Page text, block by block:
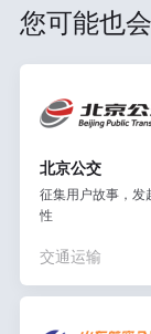
您可能也
北京公交
征集用户故事，发
性
交通运输